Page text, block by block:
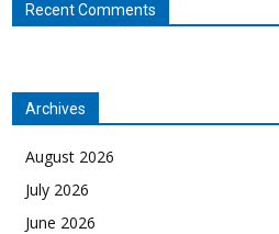
Recent Comments
Archives
August 2026
July 2026
June 2026